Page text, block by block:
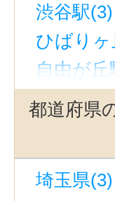
渋谷駅(3)
ひばり
自由が
御茶ノ水
町屋駅前
外苑前駅
都道府県
埼玉県(3)